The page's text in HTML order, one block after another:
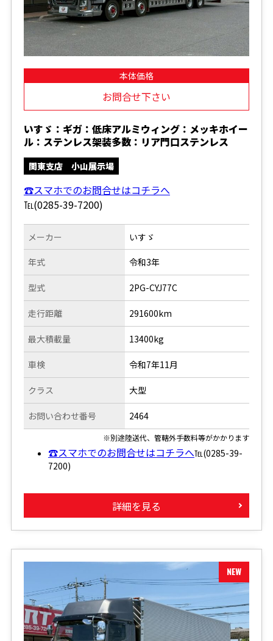
本体価格
お問合せ下さい
いすゞ：ギガ：低床アルミウィング：メッキホイー
ル：ステンレス架装多数：リア門口ステンレス
関東支店 小山展示場
☎スマホでのお問合せはコチラへ
℡(0285-39-7200)
メーカー
年式
型式
走行距離
いすゞ
令和3年
2PG-CYJ77C
291600km
最大積載量
車検
クラス
お問い合わせ番号
13400kg
令和7年11月
大型
2464
※別途陸送代、管轄外手数料等がかかります
☎スマホでのお問合せはコチラへ℡(0285-39-
7200)
詳細を見る